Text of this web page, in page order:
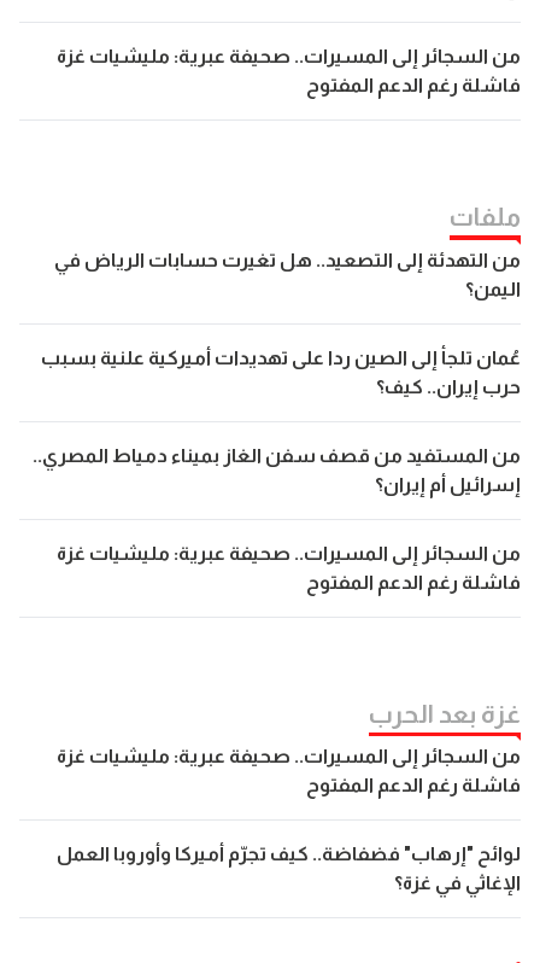
من السجائر إلى المسيرات.. صحيفة عبرية: مليشيات غزة
فاشلة رغم الدعم المفتوح
ملفات
من التهدئة إلى التصعيد.. هل تغيرت حسابات الرياض في
اليمن؟
عُمان تلجأ إلى الصين ردا على تهديدات أميركية علنية بسبب
حرب إيران.. كيف؟
من المستفيد من قصف سفن الغاز بميناء دمياط المصري..
إسرائيل أم إيران؟
من السجائر إلى المسيرات.. صحيفة عبرية: مليشيات غزة
فاشلة رغم الدعم المفتوح
غزة بعد الحرب
من السجائر إلى المسيرات.. صحيفة عبرية: مليشيات غزة
فاشلة رغم الدعم المفتوح
لوائح "إرهاب" فضفاضة.. كيف تجرّم أميركا وأوروبا العمل
الإغاثي في غزة؟